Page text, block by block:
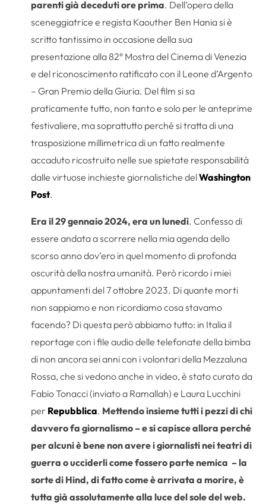
parenti già deceduti ore prima. Dell’opera della
sceneggiatrice e regista Kaouther Ben Hania si è
scritto tantissimo in occasione della sua
presentazione alla 82° Mostra del Cinema di Venezia
e del riconoscimento ratificato con il Leone d’Argento
– Gran Premio della Giuria. Del film si sa
praticamente tutto, non tanto e solo per le anteprime
festivaliere, ma soprattutto perché si tratta di una
trasposizione millimetrica di un fatto realmente
accaduto ricostruito nelle sue spietate responsabilità
dalle virtuose inchieste giornalistiche delWashington
Post.
Era il 29 gennaio 2024, era un lunedì. Confesso di
essere andata a scorrere nella mia agenda dello
scorso anno dov’ero in quel momento di profonda
oscurità della nostra umanità. Però ricordo i miei
appuntamenti del 7 ottobre 2023. Di quante morti
non sappiamo e non ricordiamo cosa stavamo
facendo? Di questa però abbiamo tutto: in Italia il
reportage con i file audio delle telefonate della bimba
di non ancora sei anni con i volontari della Mezzaluna
Rossa, che si vedono anche in video, è stato curato da
Fabio Tonacci (inviato a Ramallah) e Laura Lucchini
per Repubblica. Mettendo insieme tutti i pezzi di chi
davvero fa giornalismo – e si capisce allora perché
per alcuni è bene non avere i giornalisti nei teatri di
guerra o ucciderli come fossero parte nemica – la
sorte di Hind, di fatto come è arrivata a morire, è
tutta già assolutamente alla luce del sole del web.